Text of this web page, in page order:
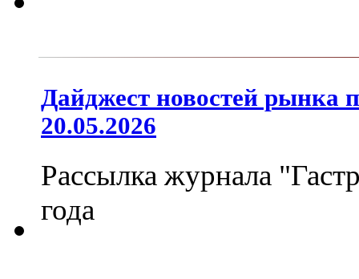
Дайджест новостей рынка
20.05.2026
Рассылка журнала
года